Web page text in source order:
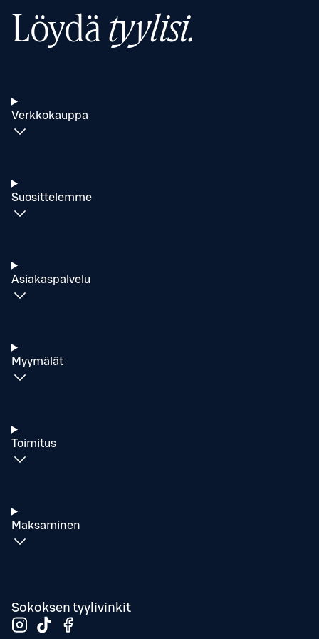
Löydä tyylisi.
Verkkokauppa
Suosittelemme
Asiakaspalvelu
Myymälät
Toimitus
Maksaminen
Sokoksen tyylivinkit